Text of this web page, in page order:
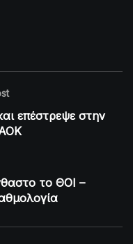
επέστρεψε στην
το ΘΟΙ –